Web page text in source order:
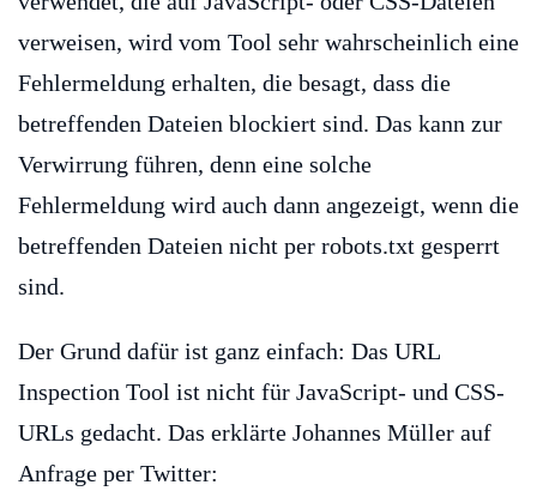
verweisen, wird vom Tool sehr wahrscheinlich eine
Fehlermeldung erhalten, die besagt, dass die
betreffenden Dateien blockiert sind. Das kann zur
Verwirrung führen, denn eine solche
Fehlermeldung wird auch dann angezeigt, wenn die
betreffenden Dateien nicht per robots.txt gesperrt
sind.
Der Grund dafür ist ganz einfach: Das URL
Inspection Tool ist nicht für JavaScript- und CSS-
URLs gedacht. Das erklärte Johannes Müller auf
Anfrage per Twitter: